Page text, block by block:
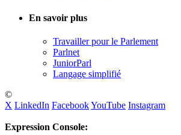
En savoir plus
Travailler pour le Parlement
Parlnet
JuniorParl
Langage simplifié
©
X LinkedIn FacebookYouTube Instagram
Expression Console: